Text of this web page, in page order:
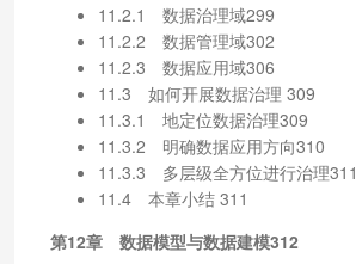
11.2.1 数据治理域299
11.2.2 数据管理域302
11.2.3 数据应用域306
11.3 如何开展数据治理 309
11.3.1 地定位数据治理309
11.3.2 明确数据应用方向310
11.3.3 多层级全方位进行治理311
11.4 本章小结 311
第12章 数据模型与数据建模312